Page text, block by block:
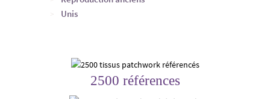
Unis
2500 références